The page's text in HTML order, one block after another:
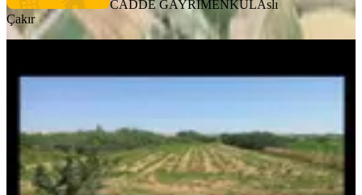
CADDE GAYRİMENKULAslı
Çakır
Muvakkat Olan Yer Satılık
451 m²
·998/m²·15.06.2026
450.000 ₺